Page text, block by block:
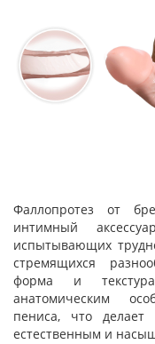
Фаллопротез от
интимный
испытывающих
стремящихся
форма и
анатомическим
пениса, что делает
естественным и